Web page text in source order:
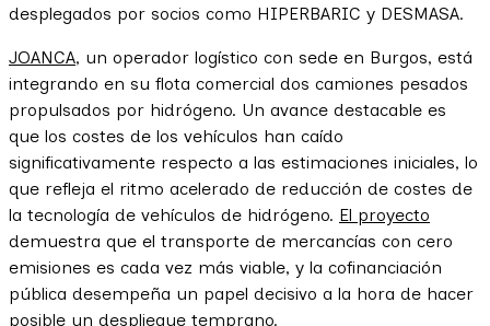
desplegados por socios como HIPERBARIC y DESMASA.
JOANCA, un operador logístico con sede en Burgos, está
integrando en su flota comercial dos camiones pesados
propulsados por hidrógeno. Un avance destacable es
que los costes de los vehículos han caído
significativamente respecto a las estimaciones iniciales, lo
que refleja el ritmo acelerado de reducción de costes de
la tecnología de vehículos de hidrógeno. El proyecto
demuestra que el transporte de mercancías con cero
emisiones es cada vez más viable, y la cofinanciación
pública desempeña un papel decisivo a la hora de hacer
posible un despliegue temprano.